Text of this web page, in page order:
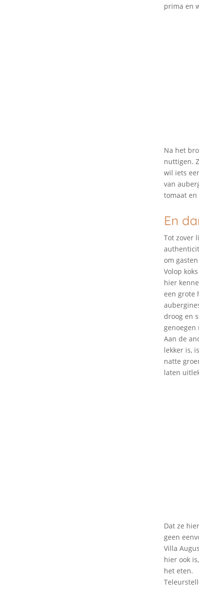
prima en
Na het
nuttigen.
wil iets
van
tomaat en
En
Tot zover
om
Volop
hier
een grote
droog en
genoegen
Aan de
lekker is,
natte
laten
Dat ze
geen
Villa
hier ook
het eten.